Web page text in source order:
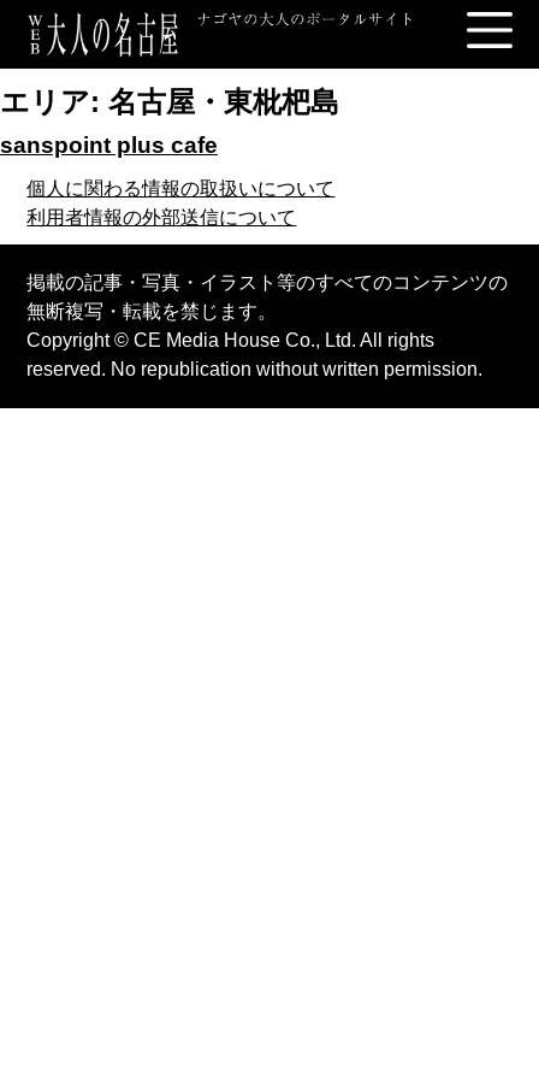
エリア: 名古屋・東枇杷島
sanspoint plus cafe
個人に関わる情報の取扱いについて
利用者情報の外部送信について
掲載の記事・写真・イラスト等のすべてのコンテンツの
無断複写・転載を禁じます。
Copyright © CE Media House Co., Ltd. All rights
reserved. No republication without written permission.